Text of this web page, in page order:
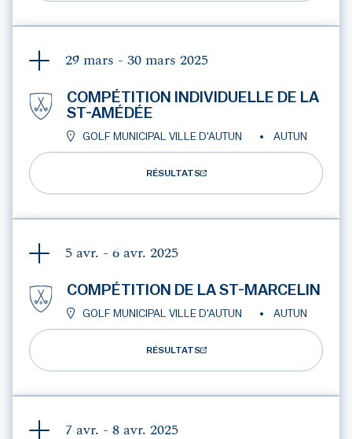
29 mars - 30 mars 2025
COMPÉTITION INDIVIDUELLE DE LA
ST-AMÉDÉE
GOLF MUNICIPAL VILLE D'AUTUN AUTUN
RÉSULTATS
5 avr. - 6 avr. 2025
COMPÉTITION DE LA ST-MARCELIN
GOLF MUNICIPAL VILLE D'AUTUN AUTUN
RÉSULTATS
7 avr. - 8 avr. 2025